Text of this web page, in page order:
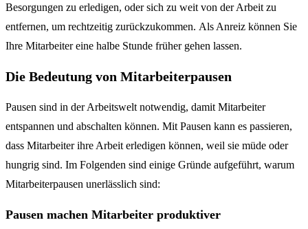
Besorgungen zu erledigen, oder sich zu weit von der Arbeit zu
entfernen, um rechtzeitig zurückzukommen. Als Anreiz können Sie
Ihre Mitarbeiter eine halbe Stunde früher gehen lassen.
Die Bedeutung von Mitarbeiterpausen
Pausen sind in der Arbeitswelt notwendig, damit Mitarbeiter
entspannen und abschalten können. Mit Pausen kann es passieren,
dass Mitarbeiter ihre Arbeit erledigen können, weil sie müde oder
hungrig sind. Im Folgenden sind einige Gründe aufgeführt, warum
Mitarbeiterpausen unerlässlich sind:
Pausen machen Mitarbeiter produktiver